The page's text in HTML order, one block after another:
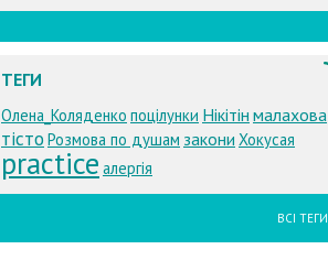
ТЕГИ
Олена_Коляденко поцілунки Нікітін малахова
тістоРозмова по душам закони Хокусая
practice алергія
ВСІ ТЕГИ